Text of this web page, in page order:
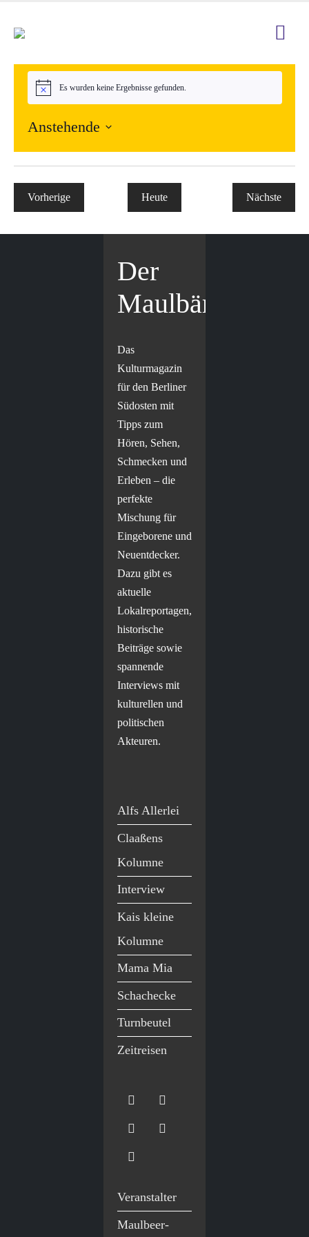
HinweisEs wurden keine Ergebnisse gefunden.
Anstehende
wählen.
Vorherige
Veranstaltungen
Heute
Nächste
Der
Maulbär
Das
Kulturmagazin
für den Berliner
Südosten mit
Tipps zum
Hören, Sehen,
Schmecken und
Erleben – die
perfekte
Mischung für
Eingeborene und
Neuentdecker.
Dazu gibt es
aktuelle
Lokalreportagen,
historische
Beiträge sowie
spannende
Interviews mit
kulturellen und
politischen
Akteuren.
Alfs Allerlei
Claaßens
Kolumne
Interview
Kais kleine
Kolumne
Mama Mia
Schachecke
Turnbeutel
Zeitreisen
Veranstalter
Maulbeer-